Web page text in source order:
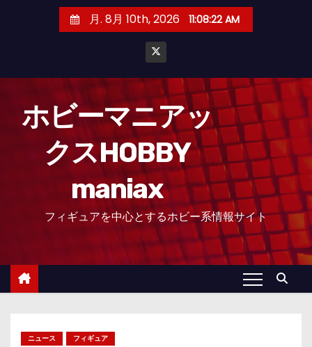
月. 8月 10th, 2026 11:08:23 AM
ホビーマニアッ
クスHOBBY
maniax
フィギュアを中心とするホビー系情報サイト
ニュース フィギュア